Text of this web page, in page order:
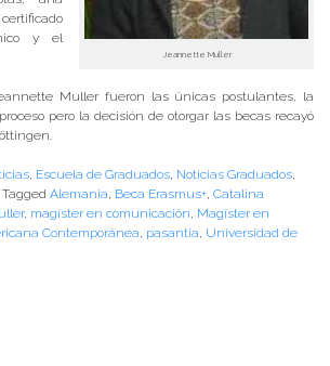
Jeannette Muller
y el
Muller fueron las únicas postulantes, la
pero la decisión de otorgar las becas recayó
, Escuela de Graduados, Noticias Graduados,
Tagged Alemania, Beca Erasmus+, Catalina
, magíster en comunicación, Magíster en
Contemporánea, pasantía, Universidad de